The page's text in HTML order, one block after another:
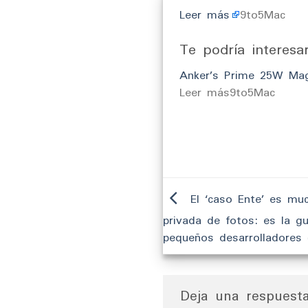
Leer más 9to5Mac
Te podría
Anker’s Prime 25W
​Leer más9to5Mac
El ‘caso Ente’ es
privada de fotos: es la
pequeños
Deja una